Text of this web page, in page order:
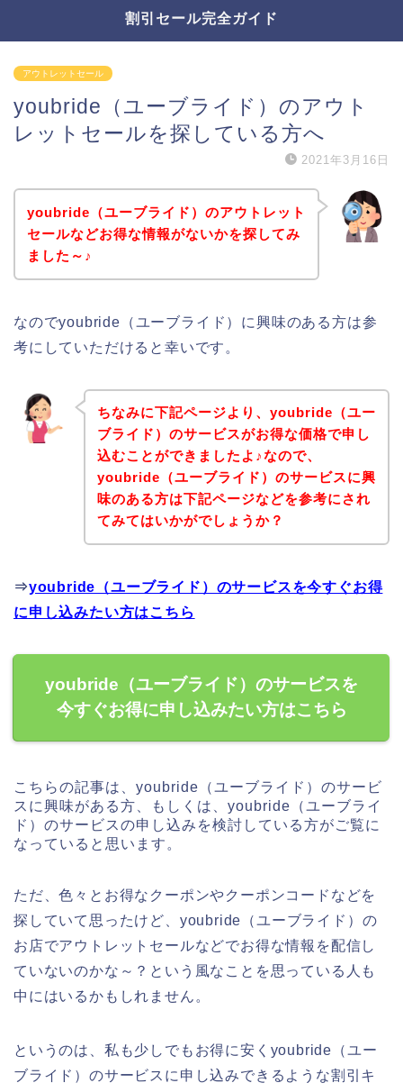
割引セール完全ガイド
アウトレットセール
youbride（ユーブライド）のアウト
レットセールを探している方へ
2021年3月16日
youbride（ユーブライド）のアウトレット
セールなどお得な情報がないかを探してみ
ました～♪
なのでyoubride（ユーブライド）に興味のある方は参
考にしていただけると幸いです。
ちなみに下記ページより、youbride（ユー
ブライド）のサービスがお得な価格で申し
込むことができましたよ♪なので、
youbride（ユーブライド）のサービスに興
味のある方は下記ページなどを参考にされ
てみてはいかがでしょうか？
⇒youbride（ユーブライド）のサービスを今すぐお得
に申し込みたい方はこちら
youbride（ユーブライド）のサービスを
今すぐお得に申し込みたい方はこちら
こちらの記事は、youbride（ユーブライド）のサービ
スに興味がある方、もしくは、youbride（ユーブライ
ド）のサービスの申し込みを検討している方がご覧に
なっていると思います。
ただ、色々とお得なクーポンやクーポンコードなどを
探していて思ったけど、youbride（ユーブライド）の
お店でアウトレットセールなどでお得な情報を配信し
ていないのかな～？という風なことを思っている人も
中にはいるかもしれません。
というのは、私も少しでもお得に安くyoubride（ユー
ブライド）のサービスに申し込みできるような割引キ